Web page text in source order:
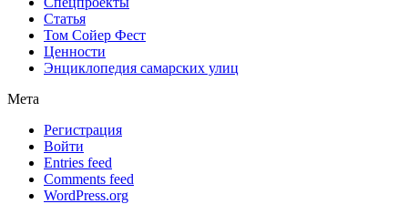
Статья
Том Сойер Фест
Ценности
Энциклопедия самарских улиц
Мета
Регистрация
Войти
Entries feed
Comments feed
WordPress.org